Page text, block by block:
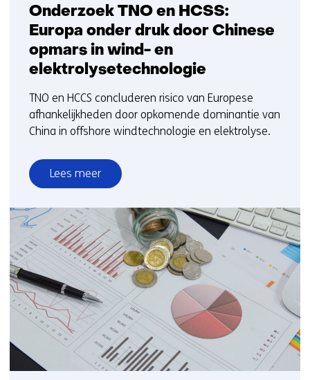
Onderzoek TNO en HCSS:
Europa onder druk door Chinese
opmars in wind- en
elektrolysetechnologie
TNO en HCCS concluderen risico van Europese
afhankelijkheden door opkomende dominantie van
China in offshore windtechnologie en elektrolyse.
Lees meer
over
Onderzoek
TNO
en
HCSS:
Europa
onder
druk
door
Chinese
opmars
in